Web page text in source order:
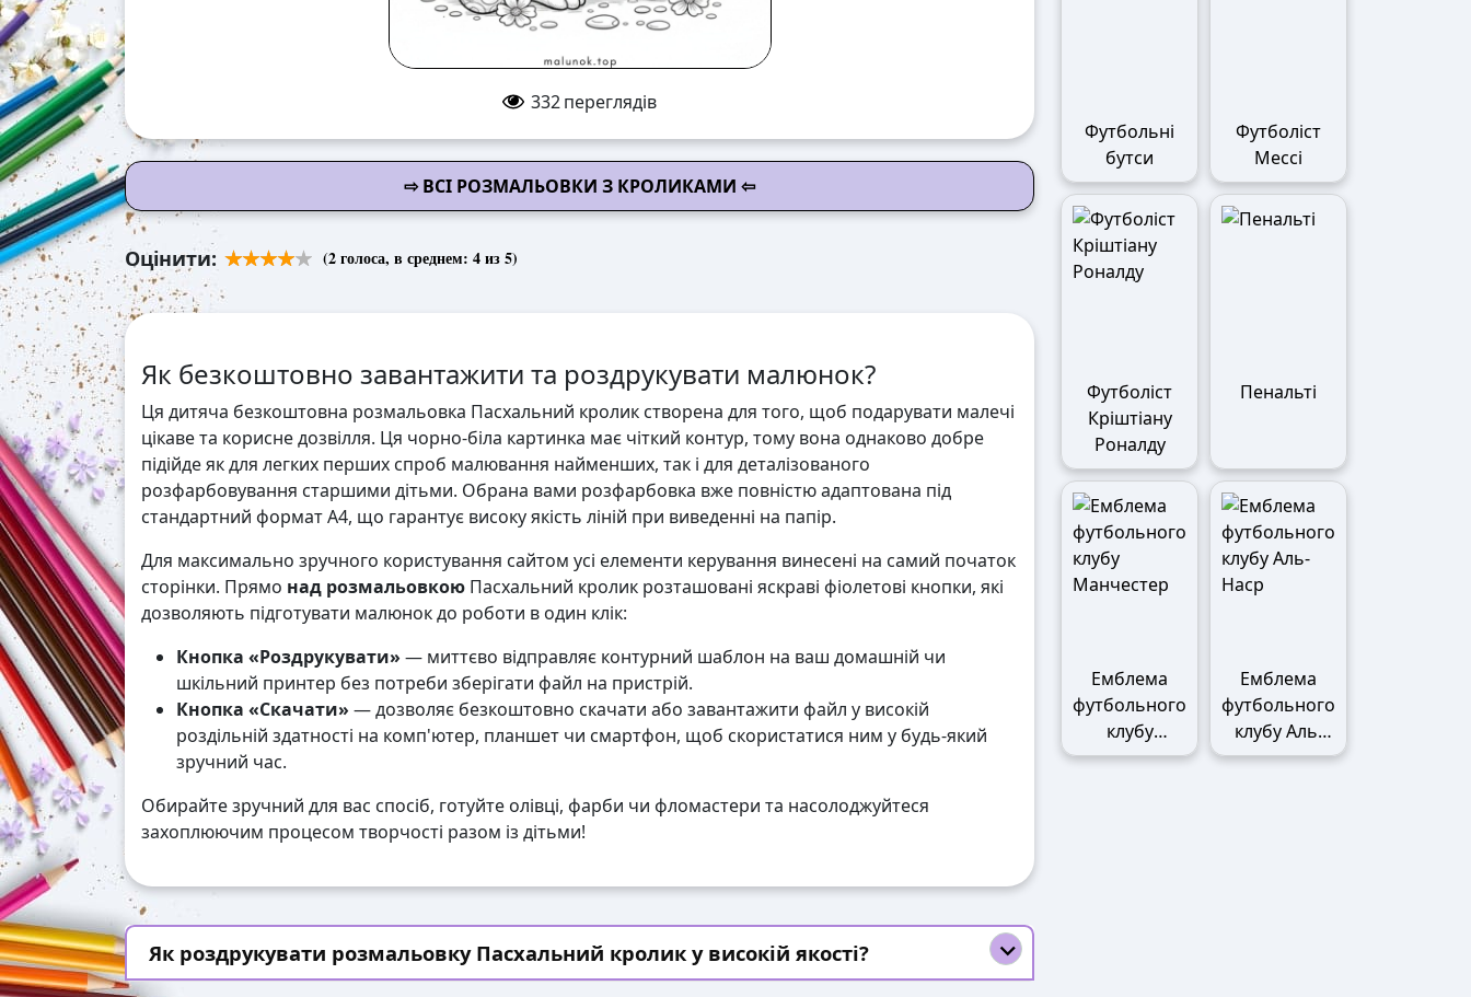
332переглядів
⇨ ВСІ РОЗМАЛЬОВКИ З КРОЛИКАМИ ⇦
Оцінити: (2голоса, в среднем: 4из 5)
Як безкоштовно завантажити та роздрукувати малюнок?
Ця дитяча безкоштовна розмальовка Пасхальний кролик створена для того, щоб подарувати малечі
цікаве та корисне дозвілля. Ця чорно-біла картинка має чіткий контур, тому вона однаково добре
підійде як для легких перших спроб малювання найменших, так і для деталізованого
розфарбовування старшими дітьми. Обрана вами розфарбовка вже повністю адаптована під
стандартний формат А4, що гарантує високу якість ліній при виведенні на папір.
Для максимально зручного користування сайтом усі елементи керування винесені на самий початок
сторінки. Прямо над розмальовкою Пасхальний кролик розташовані яскраві фіолетові кнопки, які
дозволяють підготувати малюнок до роботи в один клік:
Кнопка «Роздрукувати» — миттєво відправляє контурний шаблон на ваш домашній чи
шкільний принтер без потреби зберігати файл на пристрій.
Кнопка «Скачати» — дозволяє безкоштовно скачати або завантажити файл у високій
роздільній здатності на комп'ютер, планшет чи смартфон, щоб скористатися ним у будь-який
зручний час.
Обирайте зручний для вас спосіб, готуйте олівці, фарби чи фломастери та насолоджуйтеся
захоплюючим процесом творчості разом із дітьми!
Як роздрукувати розмальовку Пасхальний кролик у високій якості?
Футбольні
бутси
Футболіст
Мессі
Футболіст
Кріштіану
Роналду
Пенальті
Емблема
футбольного
клубу
Манчестер
Емблема
футбольного
клубу Аль-
Наср